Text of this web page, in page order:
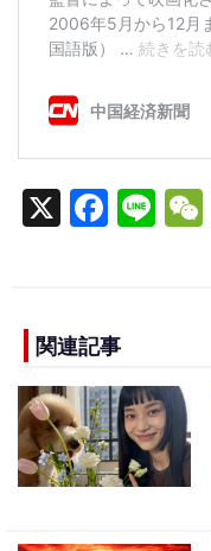
X F
a
e
b
o
o
k
Li
n
関連記事